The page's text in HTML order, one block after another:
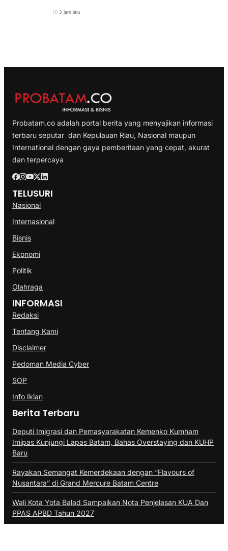
3 jam lalu
Probatam.co adalah portal berita yang menyajikan informasi
terbaru seputar dan Kepulauan Riau, Nasional maupun
International dengan gaya pemberitaan yang cepat, akurat
dan terpercaya
TELUSURI
Nasional
Internasional
Bisnis
Ekonomi
Politik
Olahraga
INFORMASI
Redaksi
Tentang Kami
Disclaimer
Pedoman Media Cyber
SOP
Info Iklan
Berita Terbaru
Deputi Imigrasi dan Pemasyarakatan Kemenko Kumham
Imipas Kunjungi Lapas Batam, Bahas Overstaying dan KUHP
Baru
Rayakan Semangat Kemerdekaan dengan “Flavours of
Nusantara” di Grand Mercure Batam Centre
Wali Kota Yota Balad Sampaikan Nota Penjelasan KUA Dan
PPAS APBD Tahun 2027